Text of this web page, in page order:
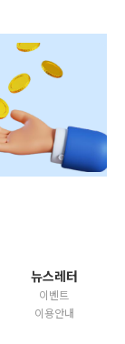
뉴스레터
이벤트
이용안내